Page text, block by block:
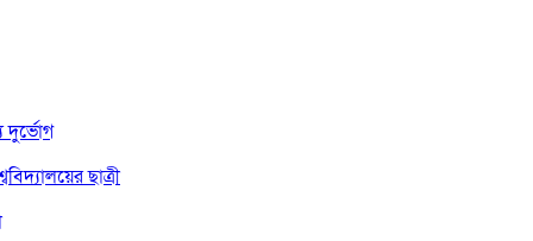
দুর্ভোগ
ছাত্রী